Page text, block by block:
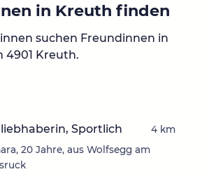
in Kreuth finden
suchen Freundinnen in
4901 Kreuth.
Sportlich
20 Jahre, aus Wolfsegg am
4 km